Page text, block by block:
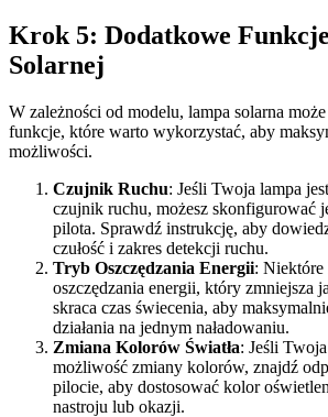
Krok 5: Dodatkowe
Solarnej
W zależności od modelu, lampa solarna
funkcje, które warto wykorzystać, aby
możliwości.
Czujnik Ruchu: Jeśli Twoja lampa
czujnik ruchu, możesz skonfigurować
pilota. Sprawdź instrukcję, aby
czułość i zakres detekcji ruchu.
Tryb Oszczędzania Energii: Niektóre
oszczędzania energii, który zmniejsza
skraca czas świecenia, aby
działania na jednym naładowaniu.
Zmiana Kolorów Światła: Jeśli
możliwość zmiany kolorów, znajdź
pilocie, aby dostosować kolor
nastroju lub okazji.